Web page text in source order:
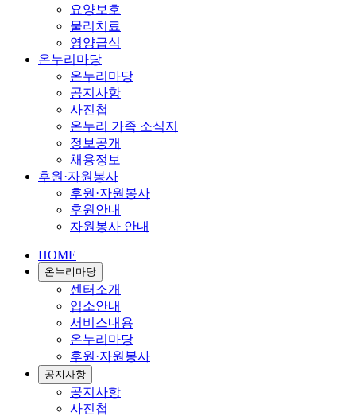
요양보호
물리치료
영양급식
온누리마당
온누리마당
공지사항
사진첩
온누리 가족 소식지
정보공개
채용정보
후원·자원봉사
후원·자원봉사
후원안내
자원봉사 안내
HOME
온누리마당
센터소개
입소안내
서비스내용
온누리마당
후원·자원봉사
공지사항
공지사항
사진첩